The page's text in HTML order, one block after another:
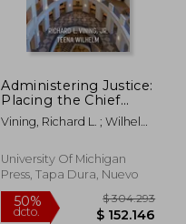
Administering Justice:
Placing the Chief
Justice in American
State Politics (en
Vining, Richard L. ; Wilhelm,
University Of Michigan
Press, Tapa Dura, Nuevo